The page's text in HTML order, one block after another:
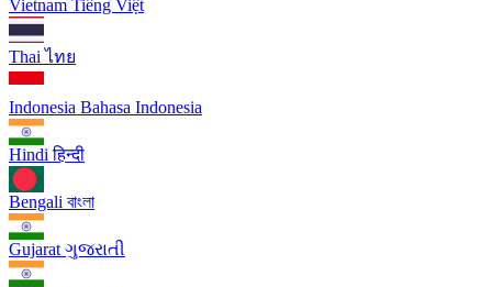
Vietnam Tiếng Việt
Thai ไทย
Indonesia Bahasa Indonesia
Hindi हिन्दी
Bengali বাংলা
Gujarat ગુજરાતી